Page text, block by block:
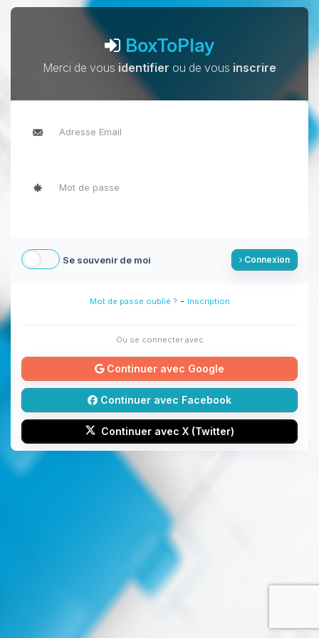
BoxToPlay
Merci de vous identifier ou de vous inscrire
Se souvenir de moi Connexion
Mot de passe oublié ? - Inscription
Ou se connecter avec
Continuer avec Google
Continuer avec Facebook
Continuer avec X (Twitter)